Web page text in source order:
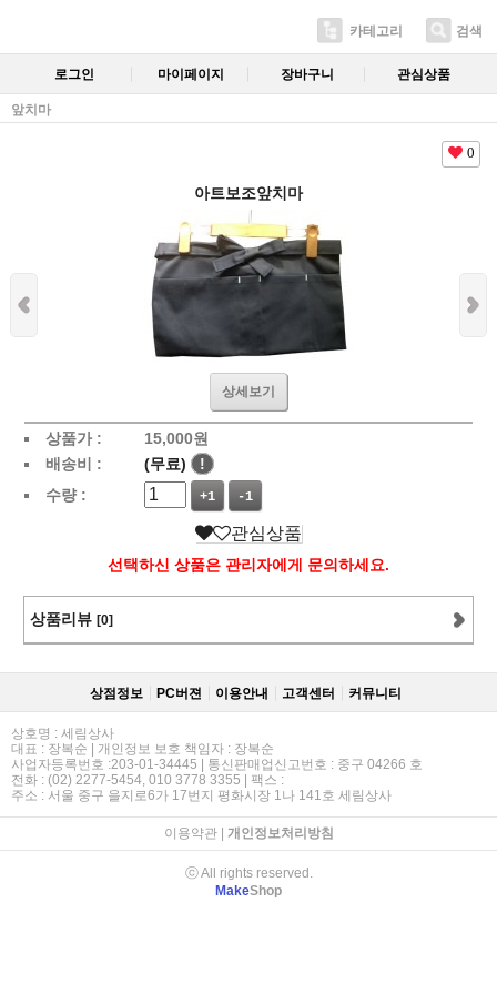
카테고리 검색
로그인 마이페이지 장바구니 관심상품
앞치마
0
아트보조앞치마
상세보기
상품가 : 15,000원
배송비 :
(무료)
!
수량 :
+1 -1
관심상품
선택하신 상품은 관리자에게 문의하세요.
상품리뷰 [0]
상점정보 PC버젼 이용안내 고객센터 커뮤니티
상호명 : 세림상사
대표 : 장복순 | 개인정보 보호 책임자 : 장복순
사업자등록번호 :203-01-34445 | 통신판매업신고번호 : 중구 04266 호
전화 : (02) 2277-5454, 010 3778 3355 | 팩스 :
주소 : 서울 중구 을지로6가 17번지 평화시장 1나 141호 세림상사
이용약관| 개인정보처리방침
ⓒ All rights reserved.
MakeShop